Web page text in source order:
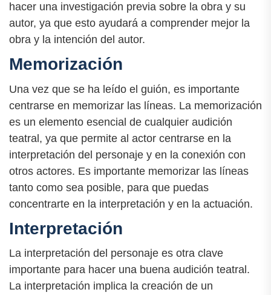
hacer una investigación previa sobre la obra y su
autor, ya que esto ayudará a comprender mejor la
obra y la intención del autor.
Memorización
Una vez que se ha leído el guión, es importante
centrarse en memorizar las líneas. La memorización
es un elemento esencial de cualquier audición
teatral, ya que permite al actor centrarse en la
interpretación del personaje y en la conexión con
otros actores. Es importante memorizar las líneas
tanto como sea posible, para que puedas
concentrarte en la interpretación y en la actuación.
Interpretación
La interpretación del personaje es otra clave
importante para hacer una buena audición teatral.
La interpretación implica la creación de un